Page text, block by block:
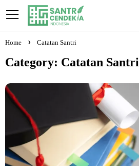
Home Catatan Santri
Category: Catatan Santri